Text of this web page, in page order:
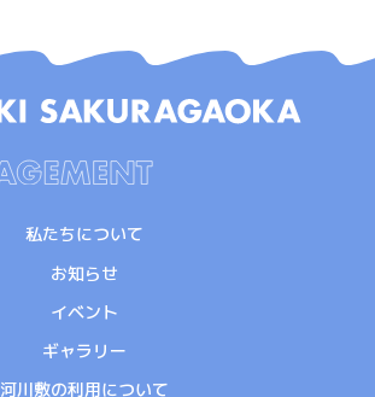
私たちについて
お知らせ
イベント
ギャラリー
河川敷の利用について